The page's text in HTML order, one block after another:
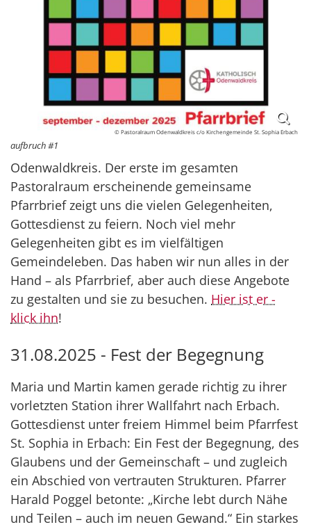
© Pastoralraum Odenwaldkreis c/o Kirchengemeinde St. Sophia Erbach
aufbruch #1
Odenwaldkreis. Der erste im gesamten
Pastoralraum erscheinende gemeinsame
Pfarrbrief zeigt uns die vielen Gelegenheiten,
Gottesdienst zu feiern. Noch viel mehr
Gelegenheiten gibt es im vielfältigen
Gemeindeleben. Das haben wir nun alles in der
Hand – als Pfarrbrief, aber auch diese Angebote
zu gestalten und sie zu besuchen. Hier ist er -
klick ihn!
31.08.2025 - Fest der Begegnung
Maria und Martin kamen gerade richtig zu ihrer
vorletzten Station ihrer Wallfahrt nach Erbach.
Gottesdienst unter freiem Himmel beim Pfarrfest
St. Sophia in Erbach: Ein Fest der Begegnung, des
Glaubens und der Gemeinschaft – und zugleich
ein Abschied von vertrauten Strukturen. Pfarrer
Harald Poggel betonte: „Kirche lebt durch Nähe
und Teilen – auch im neuen Gewand.“ Ein starkes